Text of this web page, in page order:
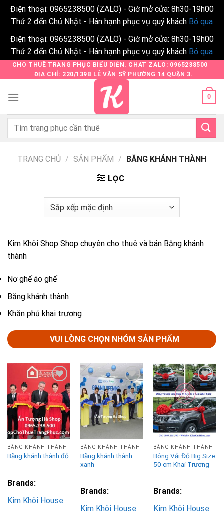
Điện thoại: 0965238500 (ZALO) - Giờ mở cửa: 8h30-19h00
Thứ 2 đến Chủ Nhật - Hân hạnh phục vụ quý khách Bỏ qua
Điện thoại: 0965238500 (ZALO) - Giờ mở cửa: 8h30-19h00
Thứ 2 đến Chủ Nhật - Hân hạnh phục vụ quý khách Bỏ qua
Skip
to
CHO THUÊ TRANG PHỤC BIỂU DIỄN. CHAT ZALO: 0965238500
ĐỊA CHỈ: 220/139B LÊ VĂN SỸ PHƯỜNG 14 QUẬN 3.
0
Tìm
TRANG CHỦ / SẢN PHẨM / BĂNG KHÁNH THÀNH
LỌC
Kim Khôi Shop Shop chuyên cho thuê và bán Băng khánh
thành
Nơ ghế áo ghế
Băng khánh thành
Khăn phủ khai trương
VUI LÒNG CHỌN NHÓM SẢN PHẨM
Add to
Wishlist
BĂNG KHÁNH THÀNH
Băng khánh thành đỏ
Brands:
Kim Khôi House
Add to
Wishlist
BĂNG KHÁNH THÀNH
Băng khánh thành
xanh
Brands:
Kim Khôi House
Add to
Wishlist
BĂNG KHÁNH THÀNH
Bông Vải Đỏ Big Size
50 cm Khai Trương
Brands:
Kim Khôi House